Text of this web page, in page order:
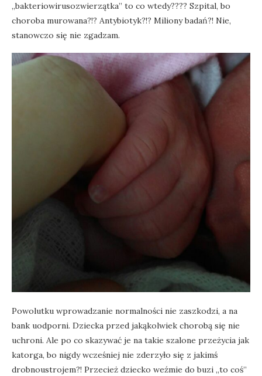
„bakteriowirusozwierzątka” to co wtedy???? Szpital, bo
choroba murowana?!? Antybiotyk?!? Miliony badań?! Nie,
stanowczo się nie zgadzam.
Powolutku wprowadzanie normalności nie zaszkodzi, a na
bank uodporni. Dziecka przed jakąkolwiek chorobą się nie
uchroni. Ale po co skazywać je na takie szalone przeżycia jak
katorga, bo nigdy wcześniej nie zderzyło się z jakimś
drobnoustrojem?! Przecież dziecko weźmie do buzi „to coś”